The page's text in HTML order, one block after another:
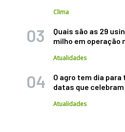
Clima
Quais são as 29
milho em operação
Atualidades
O agro tem dia para
datas que
Atualidades